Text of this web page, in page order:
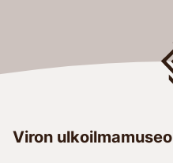
Viron ulkoilmamuseo